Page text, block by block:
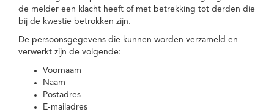
de melder een klacht heeft of met betrekking tot derden die
bij de kwestie betrokken zijn.
De persoonsgegevens die kunnen worden verzameld en
verwerkt zijn de volgende:
Voornaam
Naam
Postadres
E-mailadres